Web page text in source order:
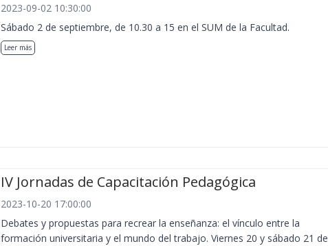
2023-09-02 10:30:00
Sábado 2 de septiembre, de 10.30 a 15 en el SUM de la Facultad.
Leer más
IV Jornadas de Capacitación Pedagógica
2023-10-20 17:00:00
Debates y propuestas para recrear la enseñanza: el vínculo entre la
formación universitaria y el mundo del trabajo. Viernes 20 y sábado 21 de